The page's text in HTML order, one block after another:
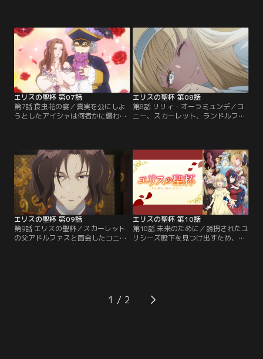
人物が…。翌日、親友ケイトが誘拐
されたという知らせが届く。「ケイ
トの命と引き換えに、一人で来い」
という脅迫めいた要求を受け、コニ
ーは一人で誘拐犯の元へ向かう決意
をする。【提供：バンダイチャンネ
ル】
カーレット冤罪事件に関与している
シャを訪ねる。スカーレットに強い
憧れを抱いていた彼女の口から語ら
れたのは驚くべき事実だった----。
【提供：バンダイチャンネル】
エリスの聖杯 第07話
第7話 食虫花の宴／真実を公にしよ
うとしたアイシャは何者かに襲わ
ビゲイルが連行されてしまう。アビ
ゲイルを救うため、フォールクヴァ
ングのミリアム、レベッカらは夜会
に出席し、判事カルヴァン・キャン
ベルの弱みを握ろうとする。【提
供：バンダイチャンネル】
エリスの聖杯 第08話
第8話 リリィ・オーラミュンデ／コ
ニー、スカーレット、ランドルフは
が記されていた。ランドルフとコニ
ーは10年前の処刑の背後にスカーレ
ットの父アドルファスが関わってい
ると判断し、彼に面会することを決
意する。【提供：バンダイチャンネ
ル】
エリスの聖杯 第09話
第9話 エリスの聖杯／スカーレット
の父アドルファスと面会したコニー
とランドルフ。「自分は罰を受ける
の会計担当が不審死したことを聞
く。彼が贔屓にしていた賭博場を探
エリスの聖杯 第10話
第10話 未来のために／誘拐されたユ
リシーズ殿下を見つけ出すため、倉
情報が流れ、憲兵に連行されること
に。しかしコニーは「誘拐したのは
1